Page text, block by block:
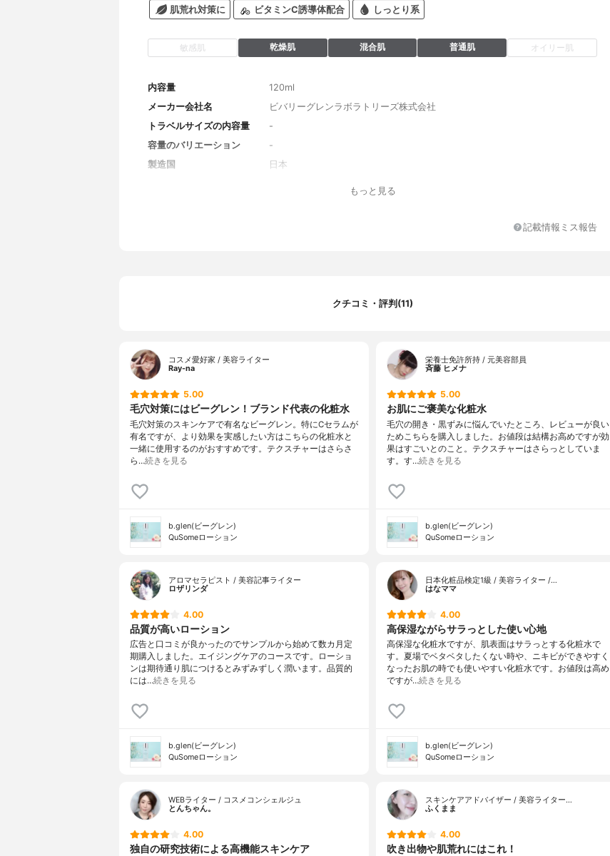
肌荒れ対策に ビタミンC誘導体配合 しっとり系
敏感肌 乾燥肌 混合肌 普通肌 オイリー肌
内容量
120ml
メーカー会社名
ビバリーグレンラボラトリーズ株式会社
トラベルサイズの内容量
-
容量のバリエーション
-
製造国
日本
根エキス、アッケシソウエキス、フカスセラツスエキス、コレステロール、グ
リセリン、エチルヘキシルグリセリン、乳酸、ステアラミドプロピルジメチル
もっと見る
記載情報ミス報告
クチコミ・評判(11)
コスメ愛好家 / 美容ライター
Ray-na
5.00
毛穴対策にはビーグレン！ブランド代表の化粧水
毛穴対策のスキンケアで有名なビーグレン。特にCセラムが
有名ですが、より効果を実感したい方はこちらの化粧水と
一緒に使用するのがおすすめです。テクスチャーはさらさ
ら…続きを見る
b.glen(ビーグレン)
QuSomeローション
栄養士免許所持 / 元美容部員
斉藤 ヒメナ
5.00
お肌にご褒美な化粧水
毛穴の開き・黒ずみに悩んでいたところ、レビューが良い
ためこちらを購入しました。お値段は結構お高めですが効
果はすごいとのこと。テクスチャーはさらっとしていま
す。す…続きを見る
b.glen(ビーグレン)
QuSomeローション
アロマセラピスト / 美容記事ライター
ロザリンダ
4.00
品質が高いローション
広告と口コミが良かったのでサンプルから始めて数カ月定
期購入しました。エイジングケアのコースです。ローショ
ンは期待通り肌につけるとみずみずしく潤います。品質的
には…続きを見る
b.glen(ビーグレン)
QuSomeローション
日本化粧品検定1級 / 美容ライター /…
はなママ
4.00
高保湿ながらサラっとした使い心地
高保湿な化粧水ですが、肌表面はサラっとする化粧水で
す。夏場でベタベタしたくない時や、ニキビができやすく
なったお肌の時でも使いやすい化粧水です。お値段は高め
ですが…続きを見る
b.glen(ビーグレン)
QuSomeローション
WEBライター / コスメコンシェルジュ
とんちゃん。
4.00
独自の研究技術による高機能スキンケア
スキンケアアドバイザー / 美容ライター…
ふくまま
4.00
吹き出物や肌荒れにはこれ！